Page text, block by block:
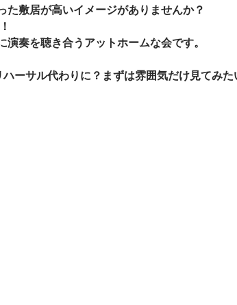
た敷居が高いイメージがありませんか？
演奏を聴き合うアットホームな会です。
ーサル代わりに？まずは雰囲気だけ見てみた